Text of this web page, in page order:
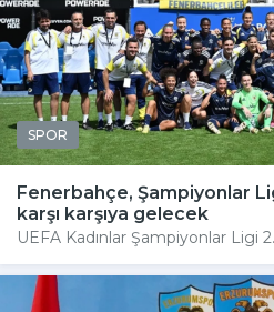
SPOR
Fenerbahçe, Şampiyonlar
karşı karşıya gelecek
UEFA Kadınlar Şampiyonlar Ligi